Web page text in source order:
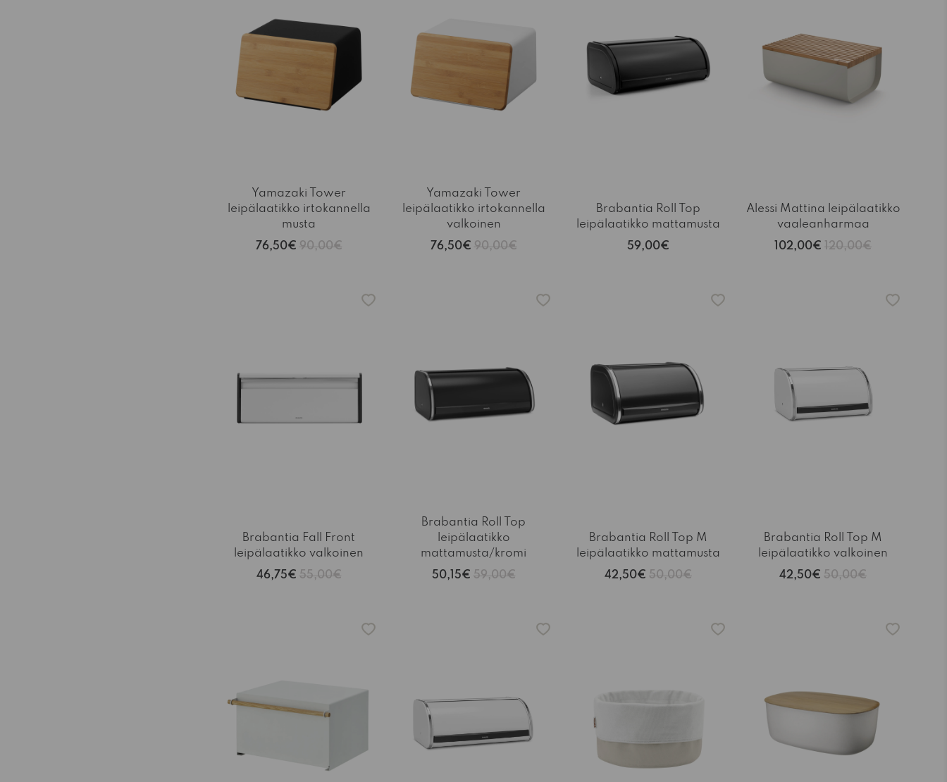
Yamazaki Tower
leipälaatikko irtokannella
musta
76,50€ 90,00€
Yamazaki Tower
leipälaatikko irtokannella
valkoinen
76,50€ 90,00€
Brabantia Roll Top
leipälaatikko mattamusta
59,00€
Alessi Mattina leipälaatikko
vaaleanharmaa
102,00€ 120,00€
Brabantia Fall Front
leipälaatikko valkoinen
46,75€ 55,00€
Brabantia Roll Top
leipälaatikko
mattamusta/kromi
50,15€ 59,00€
Brabantia Roll Top M
leipälaatikko mattamusta
42,50€ 50,00€
Brabantia Roll Top M
leipälaatikko valkoinen
42,50€ 50,00€